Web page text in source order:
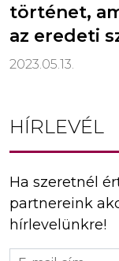
történet,
az eredeti
2023.05.13.
HÍRLEVÉL
Ha szeretnél
partnereink
hírlevelünkre!